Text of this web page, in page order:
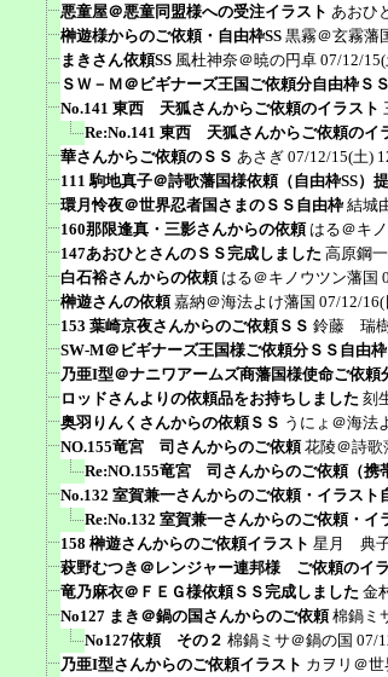
悪童屋＠悪童同盟様への受注イラスト あおひ
榊遊様からのご依頼・自由枠SS 黒霧＠玄霧藩
まきさん依頼SS 風杜神奈＠暁の円卓 07/12/
ＳＷ－Ｍ＠ビギナーズ王国ご依頼分自由枠ＳＳ
No.141 東西 天狐さんからご依頼のイラスト
Re:No.141 東西 天狐さんからご依頼のイ
華さんからご依頼のＳＳ あさぎ 07/12/15(土)
111 駒地真子＠詩歌藩国様依頼（自由枠SS）
環月怜夜＠世界忍者国さまのＳＳ自由枠 結城
160那限逢真・三影さんからの依頼 はる＠キ
147あおひとさんのＳＳ完成しました 高原鋼
白石裕さんからの依頼 はる＠キノウツン藩国
榊遊さんの依頼 嘉納＠海法よけ藩国 07/12/16(
153 葉崎京夜さんからのご依頼ＳＳ 鈴藤 瑞
SW-M＠ビギナーズ王国様ご依頼分ＳＳ自由枠
乃亜I型＠ナニワアームズ商藩国様使命ご依頼
ロッドさんよりの依頼品をお持ちしました 刻
奥羽りんくさんからの依頼ＳＳ うにょ＠海法
NO.155竜宮 司さんからのご依頼 花陵＠詩歌
Re:NO.155竜宮 司さんからのご依頼（携
No.132 室賀兼一さんからのご依頼・イラスト
Re:No.132 室賀兼一さんからのご依頼・イ
158 榊遊さんからのご依頼イラスト 星月 典
萩野むつき＠レンジャー連邦様 ご依頼のイ
竜乃麻衣＠ＦＥＧ様依頼ＳＳ完成しました 金
No127 まき＠鍋の国さんからのご依頼 棉鍋ミ
No127依頼 その２ 棉鍋ミサ＠鍋の国 07/
乃亜I型さんからのご依頼イラスト カヲリ＠世